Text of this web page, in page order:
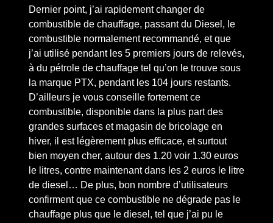
Dernier point, j’ai rapidement changer de
combustible de chauffage, passant du Diesel, le
combustible normalement recommandé, et que
j’ai utilisé pendant les 5 premiers jours de relevés,
à du pétrole de chauffage tel qu’on le trouve sous
la marque PTX, pendant les 104 jours restants.
D’ailleurs je vous conseille fortement ce
combustible, disponible dans la plus part des
grandes surfaces et magasin de bricolage en
hiver, il est légèrement plus efficace, et surtout
bien moyen cher, autour des 1.20 voir 1.30 euros
le litres, contre maintenant dans les 2 euros le litre
de diesel… De plus, bon nombre d’utilisateurs
confirment que ce combustible ne dégrade pas le
chauffage plus que le diesel, tel que j’ai pu le